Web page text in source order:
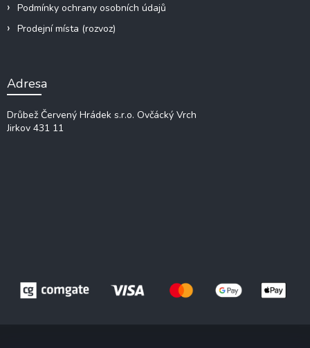
Podmínky ochrany osobních údajů
Prodejní místa (rozvoz)
Adresa
Drůbež Červený Hrádek s.r.o. Ovčácký Vrch
Jirkov 431 11